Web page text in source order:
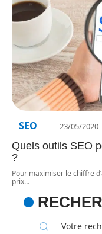
SEO 23/05/2020
Quels outils SEO
?
Pour maximiser le chiffre
prix…